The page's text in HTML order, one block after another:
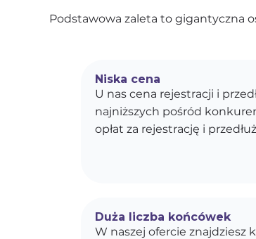
Podstawowa zaleta to gigantyczna
Niska cena
U nas cena rejestracji i
najniższych pośród
opłat za rejestrację i
Duża liczba końcówek
W naszej ofercie znajdziesz